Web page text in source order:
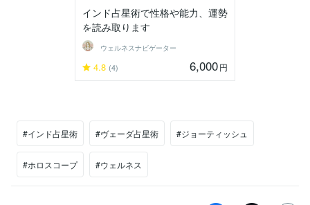
インド占星術で性格や能力、運勢
を読み取ります
ウェルネスナビゲーター
4.8 (4) 6,000円
#インド占星術 #ヴェーダ占星術 #ジョーティッシュ
#ホロスコープ #ウェルネス